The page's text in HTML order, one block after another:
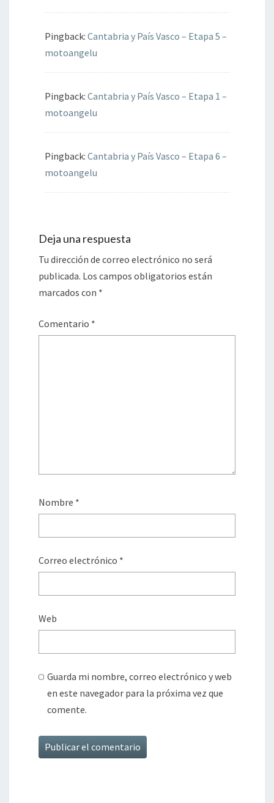
Pingback: Cantabria y País Vasco – Etapa 5 –
motoangelu
Pingback: Cantabria y País Vasco – Etapa 1 –
motoangelu
Pingback: Cantabria y País Vasco – Etapa 6 –
motoangelu
Deja una respuesta
Tu dirección de correo electrónico no será
publicada. Los campos obligatorios están
marcados con *
Comentario *
Nombre *
Correo electrónico *
Web
Guarda mi nombre, correo electrónico y web
en este navegador para la próxima vez que
comente.